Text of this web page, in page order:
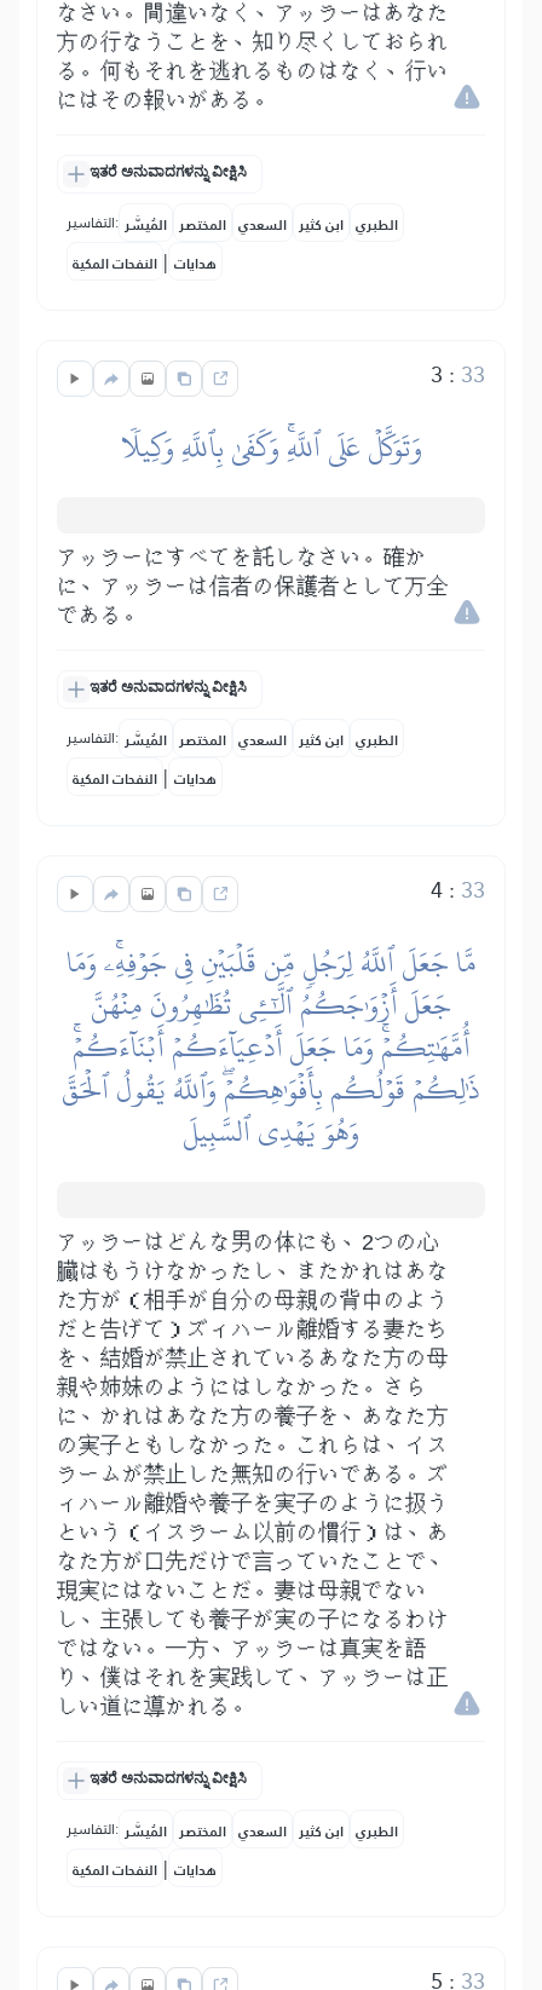
なさい。間違いなく、アッラーはあなた
方の行なうことを、知り尽くしておられ
る。何もそれを逃れるものはなく、行い
にはその報いがある。
ಇತರೆ ಅನುವಾದಗಳನ್ನು ವೀಕ್ಷಿಸಿ
التفاسير: المُيسَّر المختصر السعدي ابن كثير الطبري
النفحات المكية | هدايات
3 : 33
وَتَوَكَّلۡ عَلَى ٱللَّهِۚ وَكَفَىٰ بِٱللَّهِ وَكِيلٗا
アッラーにすべてを託しなさい。確か
に、アッラーは信者の保護者として万全
である。
ಇತರೆ ಅನುವಾದಗಳನ್ನು ವೀಕ್ಷಿಸಿ
التفاسير: المُيسَّر المختصر السعدي ابن كثير الطبري
النفحات المكية | هدايات
4: 33
مَّا جَعَلَ ٱللَّهُ لِرَجُلٖ مِّن قَلۡبَيۡنِ فِي جَوۡفِهِۦۚ وَمَا
جَعَلَ أَزۡوَٰجَكُمُ ٱلَّٰٓـِٔي تُظَٰهِرُونَ مِنۡهُنَّ
أُمَّهَٰتِكُمۡۚ وَمَا جَعَلَ أَدۡعِيَآءَكُمۡ أَبۡنَآءَكُمۡۚ
ذَٰلِكُمۡ قَوۡلُكُم بِأَفۡوَٰهِكُمۡۖ وَٱللَّهُ يَقُولُ ٱلۡحَقَّ
وَهُوَ يَهۡدِي ٱلسَّبِيلَ
アッラーはどんな男の体にも、2つの心
臓はもうけなかったし、またかれはあな
た方が（相手が自分の母親の背中のよう
だと告げて）ズィハール離婚する妻たち
を、結婚が禁止されているあなた方の母
親や姉妹のようにはしなかった。さら
に、かれはあなた方の養子を、あなた方
の実子ともしなかった。これらは、イス
ラームが禁止した無知の行いである。ズ
ィハール離婚や養子を実子のように扱う
という（イスラーム以前の慣行）は、あ
なた方が口先だけで言っていたことで、
現実にはないことだ。妻は母親でない
し、主張しても養子が実の子になるわけ
ではない。一方、アッラーは真実を語
り、僕はそれを実践して、アッラーは正
しい道に導かれる。
ಇತರೆ ಅನುವಾದಗಳನ್ನು ವೀಕ್ಷಿಸಿ
التفاسير: المُيسَّر المختصر السعدي ابن كثير الطبري
النفحات المكية | هدايات
5 : 33